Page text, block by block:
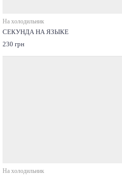
На холодильник
СЕКУНДА НА ЯЗЫКЕ
230 грн
На холодильник